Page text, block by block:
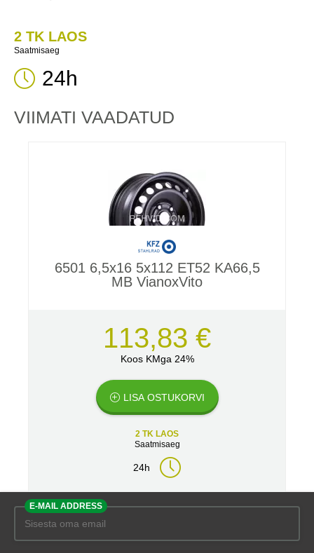
2 TK LAOS
Saatmisaeg
24h
VIIMATI VAADATUD
6501 6,5x16 5x112 ET52 KA66,5
MB VianoxVito
113,83 €
Koos KMga 24%
LISA OSTUKORVI
2 TK LAOS
Saatmisaeg
24h
E-MAIL ADDRESS